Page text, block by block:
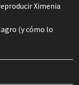
Ximenia
(y cómo lo